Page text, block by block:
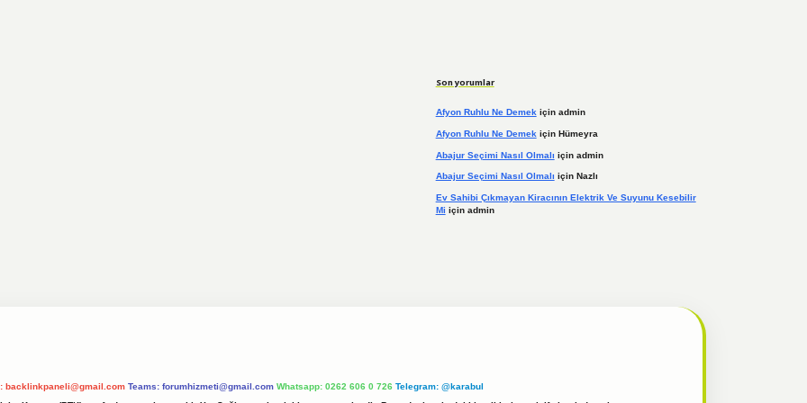
Son yorumlar
Afyon Ruhlu Ne Demekiçin admin
Afyon Ruhlu Ne Demek için Hümeyra
Abajur Seçimi Nasıl Olmalı için admin
Abajur Seçimi Nasıl Olmalı için Nazlı
Ev Sahibi Çıkmayan Kiracının Elektrik Ve Suyunu Kesebilir
Mi için admin
backlinkpaneli@gmail.com Teams: forumhizmeti@gmail.com Whatsapp: 0262 606 0 726 Telegram: @karabul